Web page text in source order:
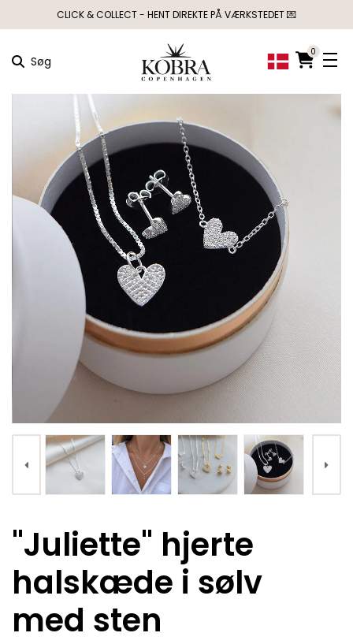
CLICK & COLLECT - HENT DIREKTE PÅ VÆRKSTEDET 💌
Søg 0
MÅSKE KUNNE
NOGLE AF DISSE
PRODUKTER HAVE
DIN INTERESSE?
NYHED
"Mikami" store guld hjerte øreringe med hvide sten
649,00 kr.
"Juliette" hjerte
halskæde i sølv
med sten